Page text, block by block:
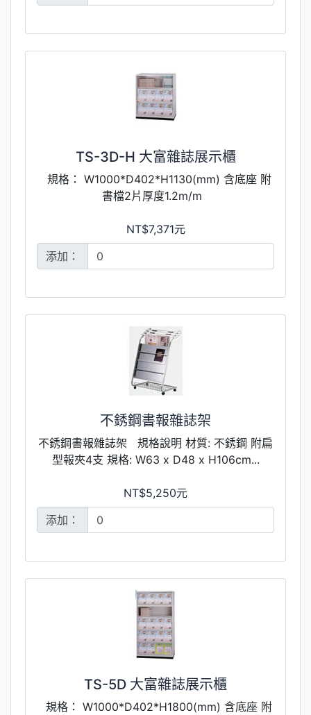
TS-3D-H 大富雜誌展示櫃
規格： W1000*D402*H1130(mm) 含底座 附
書檔2片厚度1.2m/m
NT$7,371元
添加：
不銹鋼書報雜誌架
不銹鋼書報雜誌架 規格說明 材質: 不銹鋼 附扁
型報夾4支 規格: W63 x D48 x H106cm...
NT$5,250元
添加：
TS-5D 大富雜誌展示櫃
規格： W1000*D402*H1800(mm) 含底座 附